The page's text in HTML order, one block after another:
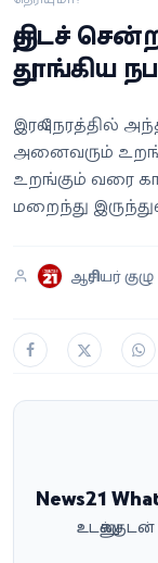
வீடியோ
வணிகம்
கட்டுரை
வெப்ஸ்டோரி
திருடச்
தூங்கிய
இரவு நேரத்தில்
அனைவரும்
உறங்கும் வரை
மறைந்து
ஆசிரியர் குழு
News21